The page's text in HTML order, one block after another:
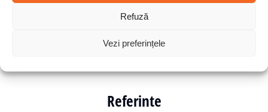
Refuză
Vezi preferințele
Mesh Shelving
CITEȘTE MAI MULT
Referinte